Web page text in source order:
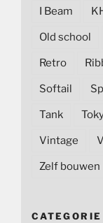
I Beam
Old school
Retro
Softail
Tank
Vintage
Zelf bouwen
CATEGORIE